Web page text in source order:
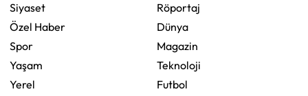
Siyaset
Özel Haber
Spor
Yaşam
Yerel
Röportaj
Dünya
Magazin
Teknoloji
Futbol